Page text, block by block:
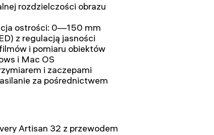
rozdzielczości obrazu
ostrości: 0—150 mm
z regulacją jasności
i pomiaru obiektów
i Mac OS
i zaczepami
za pośrednictwem
Artisan 32 z przewodem